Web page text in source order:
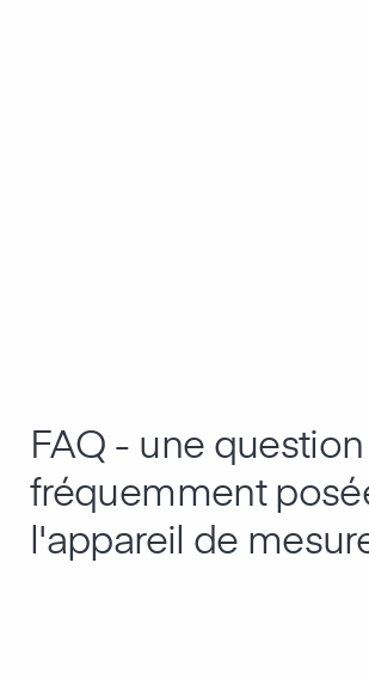
FAQ - une question
fréquemment
l'appareil de